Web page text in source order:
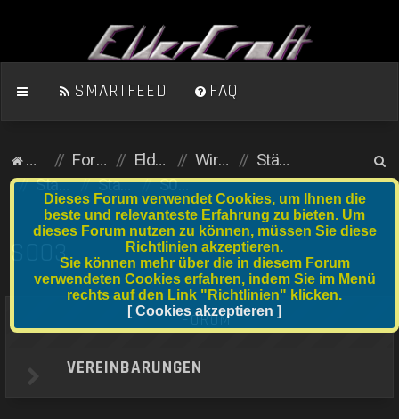
SMARTFEED FAQ
Homepage
Foren-Übersicht ElderCraft (Minecraft) Wirtschaftsserver
Städte und Anfängergrundstücke
Stadtserver
Stadtnummer S001 bis S020 S003
u
S003
FORUM
VEREINBARUNGEN
Dieses Forum verwendet Cookies, um Ihnen die
beste und relevanteste Erfahrung zu bieten. Um
dieses Forum nutzen zu können, müssen Sie diese
Richtlinien akzeptieren.
Sie können mehr über die in diesem Forum
verwendeten Cookies erfahren, indem Sie im Menü
rechts auf den Link "Richtlinien" klicken.
[ Cookies akzeptieren ]